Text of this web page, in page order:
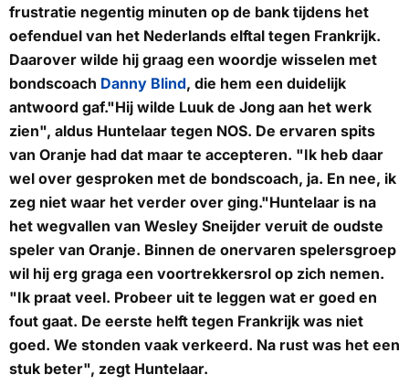
frustratie negentig minuten op de bank tijdens het
oefenduel van het Nederlands elftal tegen Frankrijk.
Daarover wilde hij graag een woordje wisselen met
bondscoach Danny Blind, die hem een duidelijk
antwoord gaf."Hij wilde Luuk de Jong aan het werk
zien", aldus Huntelaar tegen NOS. De ervaren spits
van Oranje had dat maar te accepteren. "Ik heb daar
wel over gesproken met de bondscoach, ja. En nee, ik
zeg niet waar het verder over ging."Huntelaar is na
het wegvallen van Wesley Sneijder veruit de oudste
speler van Oranje. Binnen de onervaren spelersgroep
wil hij erg graga een voortrekkersrol op zich nemen.
"Ik praat veel. Probeer uit te leggen wat er goed en
fout gaat. De eerste helft tegen Frankrijk was niet
goed. We stonden vaak verkeerd. Na rust was het een
stuk beter", zegt Huntelaar.